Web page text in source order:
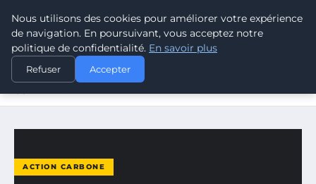
CLIMATE RESPONSE BLOG
ACCUEIL
ACTION CARBONE
IMPACT DES INDUSTRIES SUR LE BILAN CARBONE :
ACTION CARBONE
Nous utilisons des cookies pour améliorer votre expérience
de navigation. En poursuivant, vous acceptez notre
politique de confidentialité. En savoir plus
Refuser Accepter